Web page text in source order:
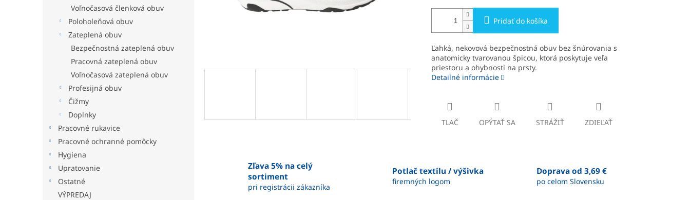
Voľnočasová členková obuv
Poloholeňová obuv
Zateplená obuv
Bezpečnostná zateplená obuv
Pracovná zateplená obuv
Voľnočasová zateplená obuv
Profesijná obuv
Čižmy
Doplnky
Pracovné rukavice
Pracovné ochranné pomôcky
Hygiena
Upratovanie
Ostatné
VÝPREDAJ
Pridať do košíka
Ľahká, nekovová bezpečnostná obuv bez šnúrovania s
anatomicky tvarovanou špicou, ktorá poskytuje veľa
priestoru a ohybnosti na prsty.
Detailné informácie
TLAČ OPÝTAŤ SA STRÁŽIŤ ZDIEĽAŤ
Zľava 5% na celý
sortiment
pri registrácii zákazníka
Potlač textilu / výšivka
firemných logom
Doprava od 3,69 €
po celom Slovensku